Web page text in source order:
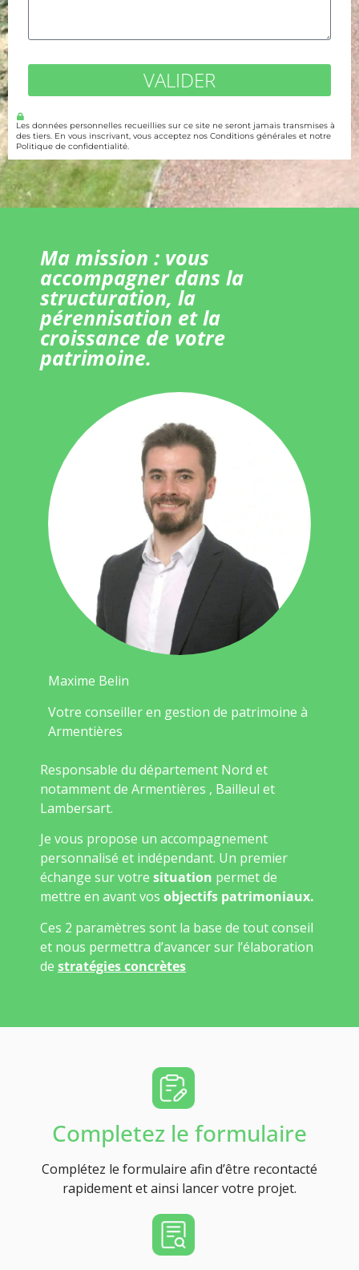
VALIDER
Les données personnelles recueillies sur ce site ne seront jamais transmises à
des tiers. En vous inscrivant, vous acceptez nos Conditions générales et notre
Politique de confidentialité.
Ma mission : vous
accompagner dans la
structuration, la
pérennisation et la
croissance de votre
patrimoine.
Maxime Belin
Votre conseiller en gestion de patrimoine à
Armentières
Responsable du département Nord et
notamment de Armentières , Bailleul et
Lambersart.
Je vous propose un accompagnement
personnalisé et indépendant. Un premier
échange sur votre situation permet de
mettre en avant vos objectifs patrimoniaux.
Ces 2 paramètres sont la base de tout conseil
et nous permettra d’avancer sur l’élaboration
de stratégies concrètes
Completez le formulaire
Complétez le formulaire afin d’être recontacté
rapidement et ainsi lancer votre projet.